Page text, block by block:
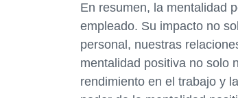
En resumen, la mentalidad
empleado. Su impacto no
personal, nuestras
mentalidad positiva no solo
rendimiento en el trabajo y